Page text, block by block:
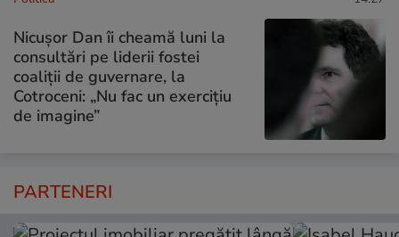
Nicușor Dan îi cheamă luni la
consultări pe liderii fostei
coaliții de guvernare, la
Cotroceni: „Nu fac un exercițiu
de imagine”
PARTENERI